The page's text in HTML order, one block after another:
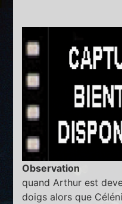
Observation
quand Arthur est
doigs alors que